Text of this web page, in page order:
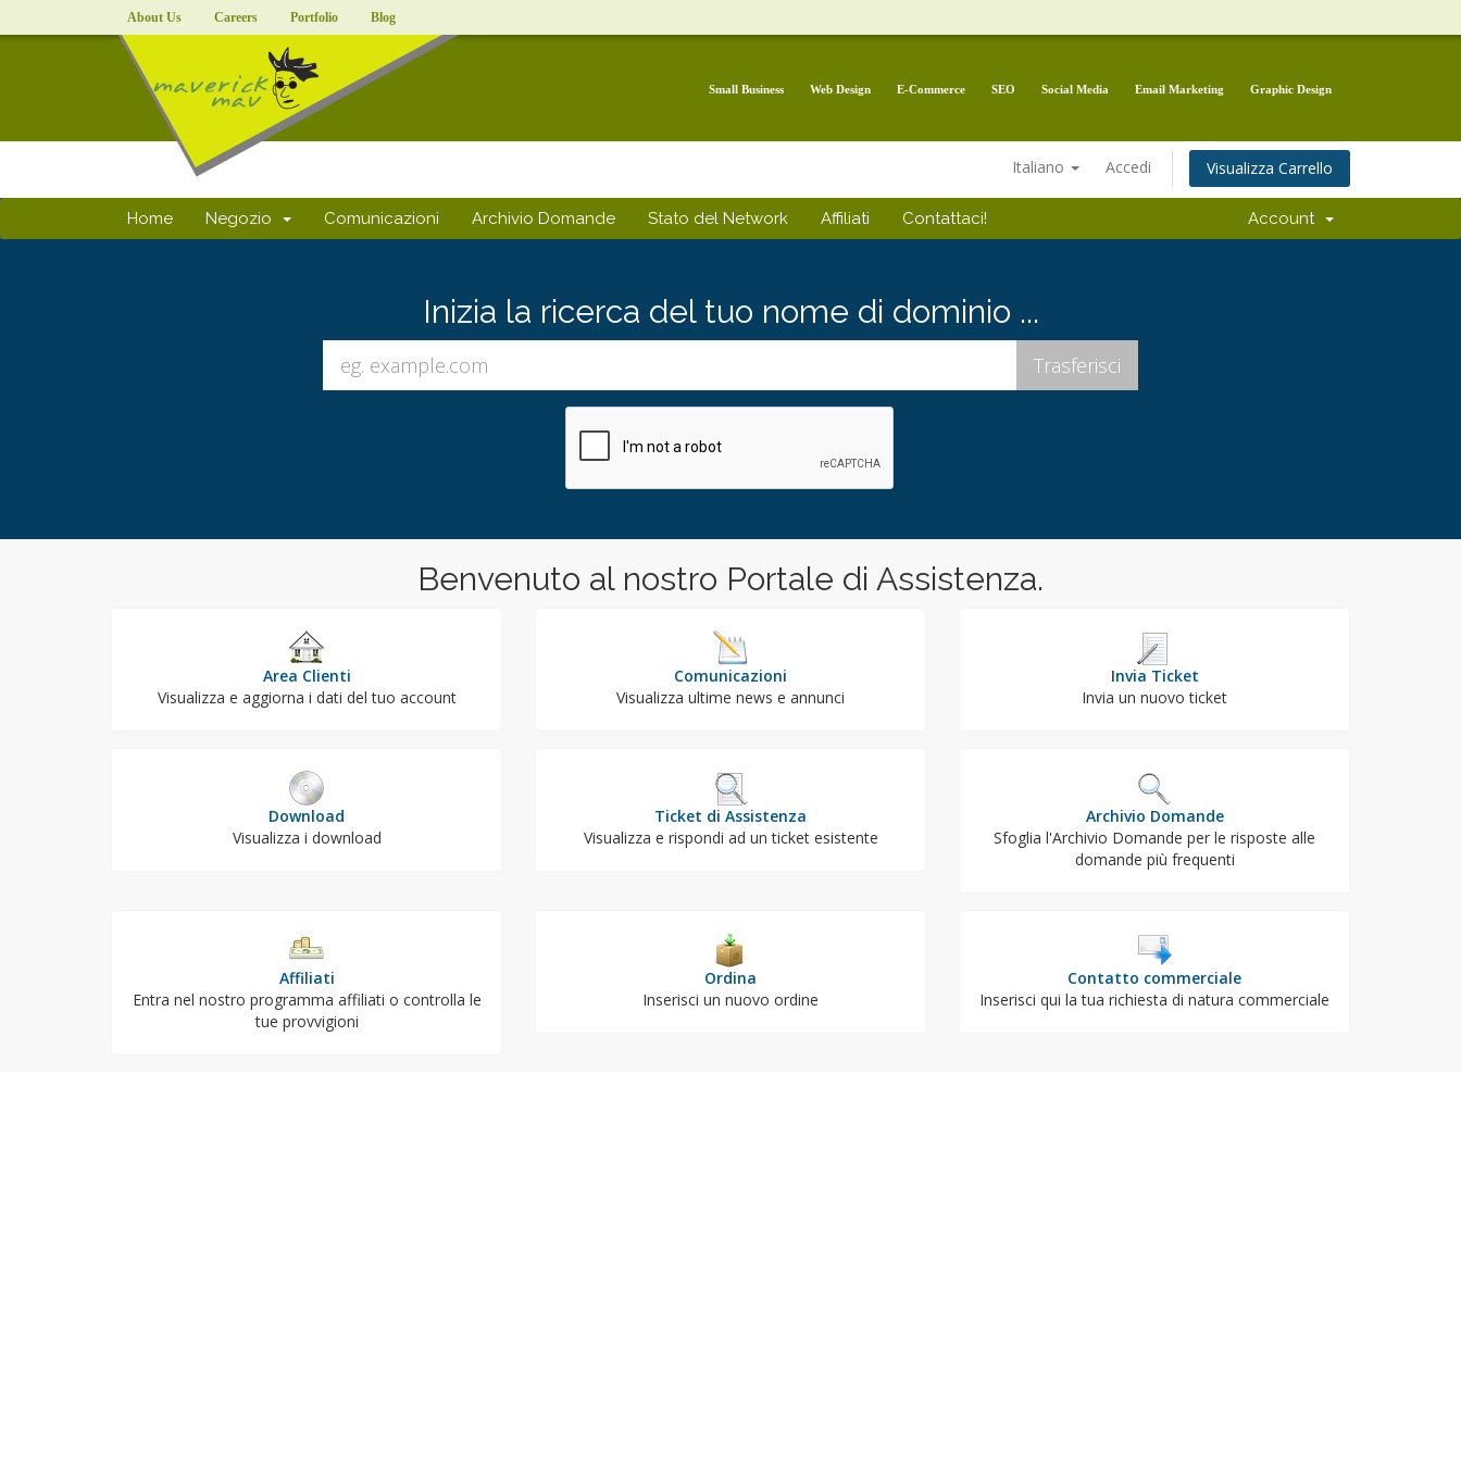
About Us Careers Portfolio Blog
Small Business Web Design E-Commerce SEO Social Media Email Marketing Graphic Design
Italiano Accedi Visualizza Carrello
Home Negozio Comunicazioni Archivio Domande Stato del Network Affiliati Contattaci! Account
Inizia la ricerca del tuo nome di dominio ...
Benvenuto al nostro Portale di Assistenza.
Area Clienti
Visualizza e aggiorna i dati del tuo account
Comunicazioni
Visualizza ultime news e annunci
Invia Ticket
Invia un nuovo ticket
Download
Visualizza i download
Ticket di Assistenza
Visualizza e rispondi ad un ticket esistente
Archivio Domande
Sfoglia l'Archivio Domande per le risposte alle
domande più frequenti
Affiliati
Entra nel nostro programma affiliati o controlla le
tue provvigioni
Ordina
Inserisci un nuovo ordine
Contatto commerciale
Inserisci qui la tua richiesta di natura commerciale